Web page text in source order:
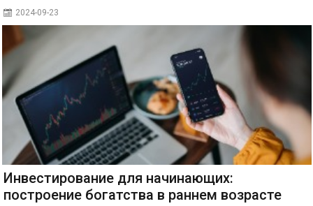
2024-09-23
Инвестирование для начинающих:
построение богатства в раннем возрасте